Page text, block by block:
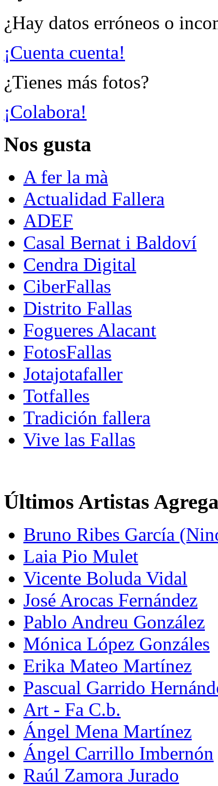
¿Hay datos erróneos o
¡Cuenta cuenta!
¿Tienes más fotos?
¡Colabora!
Nos gusta
A fer la mà
Actualidad Fallera
ADEF
Casal Bernat i Baldoví
Cendra Digital
CiberFallas
Distrito Fallas
Fogueres Alacant
FotosFallas
Jotajotafaller
Totfalles
Tradición fallera
Vive las Fallas
Últimos Artistas
Bruno Ribes García
Laia Pio Mulet
Vicente Boluda Vidal
José Arocas Fernández
Pablo Andreu González
Mónica López Gonzáles
Erika Mateo Martínez
Pascual Garrido
Art - Fa C.b.
Ángel Mena Martínez
Ángel Carrillo Imbernón
Raúl Zamora Jurado